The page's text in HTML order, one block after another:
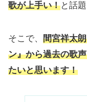
歌が上手い！と話
そこで、 間宮祥太
ン』から過去の歌
たいと思います！